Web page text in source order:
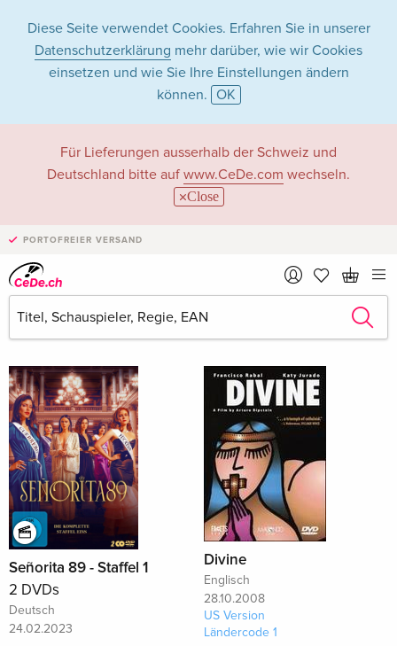
Diese Seite verwendet Cookies. Erfahren Sie in unserer
Datenschutzerklärung mehr darüber, wie wir Cookies
einsetzen und wie Sie Ihre Einstellungen ändern
können. OK
Für Lieferungen ausserhalb der Schweiz und
Deutschland bitte auf www.CeDe.com wechseln.
Close
PORTOFREIER VERSAND
Edwarda Gurrola in
Filme - Alle Formate
Edwarda Gurrola als Schauspieler/in
Alle 6 Treffer anzeigen
Señorita 89 - Staffel 1
2 DVDs
Deutsch
24.02.2023
Divine
Englisch
28.10.2008
US Version
Ländercode 1